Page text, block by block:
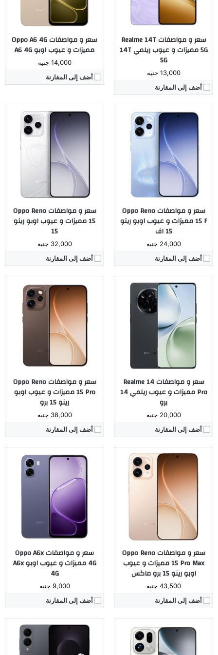
سعر و مواصفات Realme 14T
5G مميزات و عيوب ريلمي 14T
5G
13,000 جنيه
أضف إلى المقارنة
سعر و مواصفات Oppo A6 4G
مميزات و عيوب اوبو A6 4G
14,000 جنيه
أضف إلى المقارنة
سعر و مواصفات Oppo Reno
15 F مميزات و عيوب اوبو رينو
15 اف
24,000 جنيه
أضف إلى المقارنة
نظام التشغيل:اندرويد 16
مراجعة كاملة ←
سعر و مواصفات Oppo Reno
15 مميزات و عيوب اوبو رينو
15
32,000 جنيه
أضف إلى المقارنة
نظام التشغيل:اندرويد 16
مراجعة كاملة ←
سعر و مواصفات Realme 14
Pro مميزات و عيوب ريلمي 14
برو
20,000 جنيه
أضف إلى المقارنة
المُعالج:ثماني النواة Dimensity 7300 Energy تكنولوجيا 4 نانو
الكاميرا:
خلفية مزدوجة 50+2 م.ب / امامية 16 م.ب.
ذاكرة داخليه / رام:
6000 مللي أمبير
نظام التشغيل:
اندرويد 15
مراجعة كاملة ←
سعر و مواصفات Oppo Reno
15 Pro مميزات و عيوب اوبو
رينو 15 برو
38,000 جنيه
أضف إلى المقارنة
المُعالج:
ثماني النواة Dimensity 8450 تكنولوجيا 4 نانو
خلفية ثلاثية 200+50+50 م.ب. / امامية 50 م.ب.
ذاكرة داخليه / رام:
البطارية:6200 مللي أمبير
نظام التشغيل:
مراجعة كاملة ←
سعر و مواصفات Oppo Reno
15 Pro Max مميزات و عيوب
اوبو رينو 15 برو ماكس
43,500 جنيه
أضف إلى المقارنة
ثماني النواة Dimensity 8450 تكنولوجيا 4 نانو
خلفية ثلاثية 200+50+50 م.ب. / امامية 50 م.ب.
ذاكرة داخليه / رام:
الشاشة:6.78 بوصة بدقة 2772×1272 بكسل بها ثقب
نظام التشغيل: اندرويد 16
مراجعة كاملة ←
سعر و مواصفات Oppo A6x
4G مميزات و عيوب اوبو A6x
4G
9,000 جنيه
أضف إلى المقارنة
المُعالج:ثماني النواة Snapdragon 685 تكنولوجيا 6 نانو
الكاميرا: خلفية 13 م.ب. / أمامية 13 م.ب.
ذاكرة داخليه / رام:
6500 مللي أمبير
نظام التشغيل:
مراجعة كاملة ←
المُعالج:ثماني النواة Dimensity 9500 تكنولوجيا 3 نانو
الكاميرا: خلفية ثلاثية 50+200+50 م.ب. / امامية 50 م.ب.
ذاكرة داخليه / رام:
7500 مللي أمبير
نظام التشغيل:
مراجعة كاملة ←
المُعالج:ثماني النواة Snapdragon 8 Elite تكنولوجيا 3 نانو
الكاميرا:
خلفية مزدوجة 200+12 م.ب. / امامية 12 م.ب.
ذاكرة داخليه / رام:
الشاشة:
البطارية:
نظام التشغيل:اندرويد 15
مراجعة كاملة ←
المُعالج:
ثماني النواة Dimensity 6300 تكنولوجيا 6 نانو